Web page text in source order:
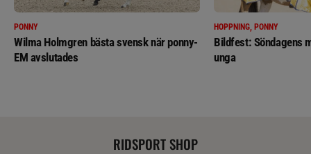
PONNY
Wilma Holmgren bästa svensk när ponny-
EM avslutades
HOPPNING, PONNY
Bildfest: Söndagens
unga
RIDSPORT SHOP